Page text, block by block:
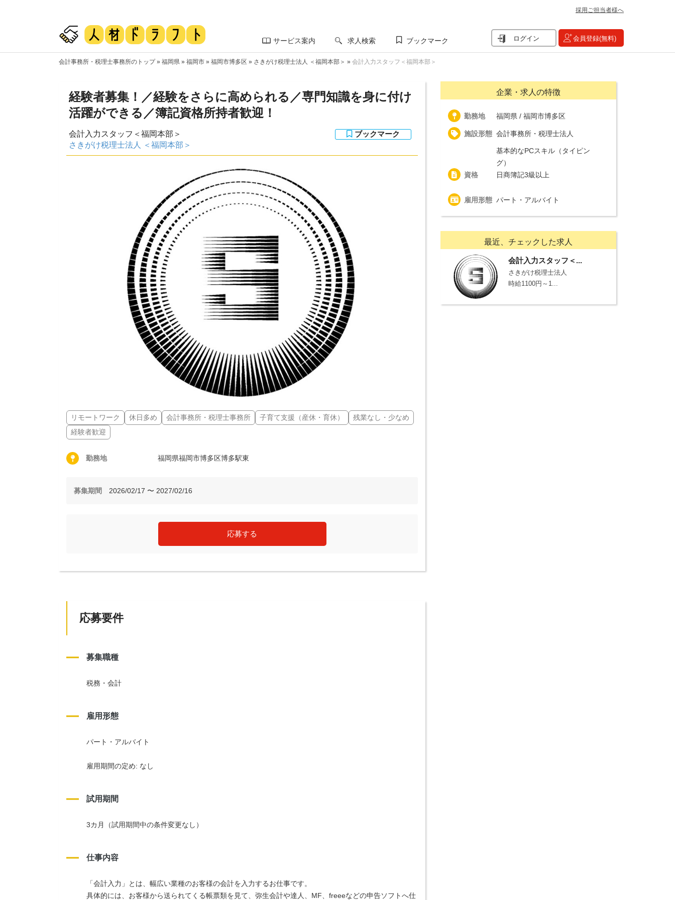
採用ご担当者様へ
サービス案内 求人検索 ブックマーク ログイン 会員登録(無料)
会計事務所・税理士事務所のトップ» 福岡県 » 福岡市 » 福岡市博多区 » さきがけ税理士法人 ＜福岡本部＞ » 会計入力スタッフ＜福岡本部＞
経験者募集！／経験をさらに高められる／専門知識を身に付け
活躍ができる／簿記資格所持者歓迎！
会計入力スタッフ＜福岡本部＞
さきがけ税理士法人 ＜福岡本部＞
リモートワーク 休日多め 会計事務所・税理士事務所 子育て支援（産休・育休）
残業なし・少なめ
経験者歓迎
勤務地 福岡県福岡市博多区博多駅東
募集期間 2026/02/17 〜 2027/02/16
応募する
応募要件
募集職種
税務・会計
雇用形態
パート・アルバイト
雇用期間の定め: なし
試用期間
3カ月（試用期間中の条件変更なし）
仕事内容
「会計入力」とは、幅広い業種のお客様の会計を入力するお仕事です。
具体的には、お客様から送られてくる帳票類を見て、弥生会計や達人、MF、freeeなどの申告ソフトへ仕
企業・求人の特徴
勤務地 福岡県 / 福岡市博多区
施設形態 会計事務所・税理士法人
資格
基本的なPCスキル（タイピン
グ）
日商簿記3級以上
雇用形態 パート・アルバイト
最近、チェックした求人
会計入力スタッフ＜...
さきがけ税理士法人
時給1100円～1...